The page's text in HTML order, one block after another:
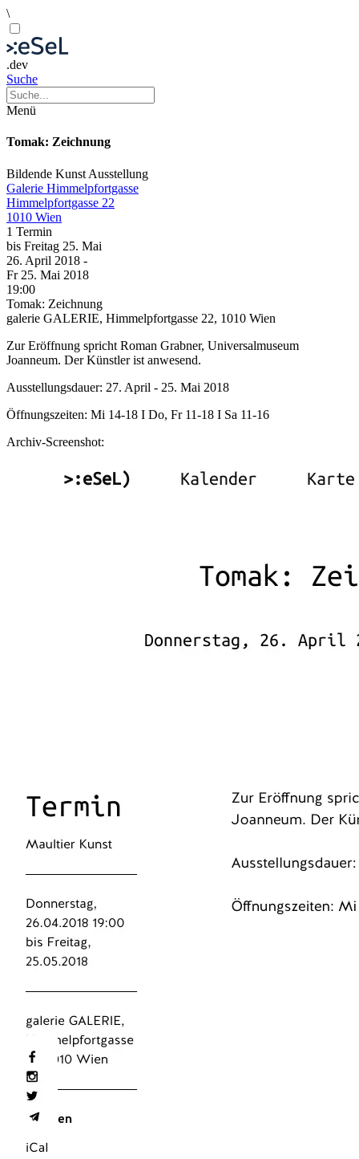
\
.dev
Suche
Menü
Tomak: Zeichnung
Bildende Kunst Ausstellung
Galerie Himmelpfortgasse
Himmelpfortgasse 22
1010 Wien
1 Termin
bis Freitag 25. Mai
26. April 2018 -
Fr 25. Mai 2018
19:00
Tomak: Zeichnung
galerie GALERIE, Himmelpfortgasse 22, 1010 Wien
Zur Eröffnung spricht Roman Grabner, Universalmuseum
Joanneum. Der Künstler ist anwesend.
Ausstellungsdauer: 27. April - 25. Mai 2018
Öffnungszeiten: Mi 14-18 I Do, Fr 11-18 I Sa 11-16
Archiv-Screenshot: